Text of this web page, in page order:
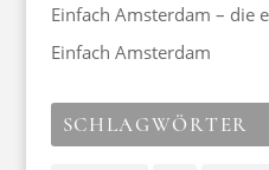
Einfach Amsterdam – die
Einfach Amsterdam
SCHLAGWÖRTER